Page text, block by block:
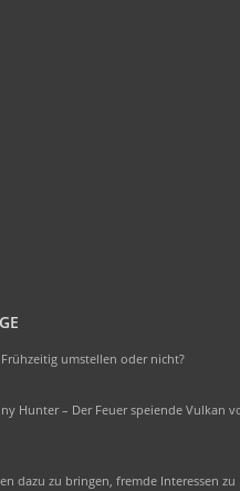
schon
auf den
umstellen oder nicht?
Hunter – Der Feuer speiende Vulkan
dazu zu bringen, fremde Interessen zu